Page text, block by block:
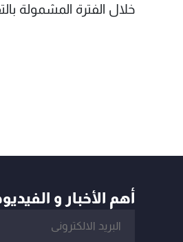
خلال الفترة المشمولة
أهم الأخبار و